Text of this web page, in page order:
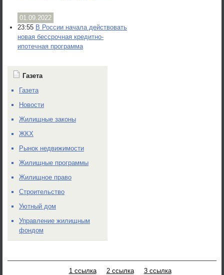
01.09.2022
23:55 В России начала действовать
новая бессрочная кредитно-
ипотечная программа
Газета
Газета
Новости
Жилищные законы
ЖКХ
Рынок недвижимости
Жилищные программы
Жилищное право
Строительство
Уютный дом
Управление жилищным
фондом
1 ссылка 2 ссылка 3 ссылка